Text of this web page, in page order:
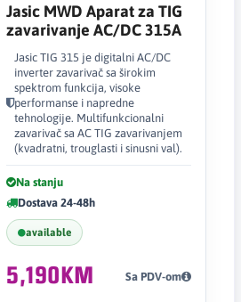
Jasic MWD Aparat za TIG
zavarivanje AC/DC 315A
Jasic TIG 315 je digitalni AC/DC
inverter zavarivač sa širokim
spektrom funkcija, visoke
performanse i napredne
tehnologije. Multifunkcionalni
zavarivač sa AC TIG zavarivanjem
(kvadratni, trouglasti i sinusni val).
Na stanju
Dostava 24-48h
available
5,190KM Sa PDV-om